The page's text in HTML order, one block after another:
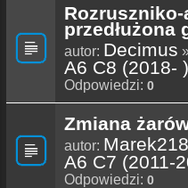
przedłużona
autor: Decimus
A6 C8 (2018- )
Odpowiedzi: 0
Zmiana
autor: Marek218
A6 C7 (2011-
Odpowiedzi: 0